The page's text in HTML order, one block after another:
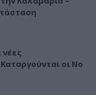
οι Νο